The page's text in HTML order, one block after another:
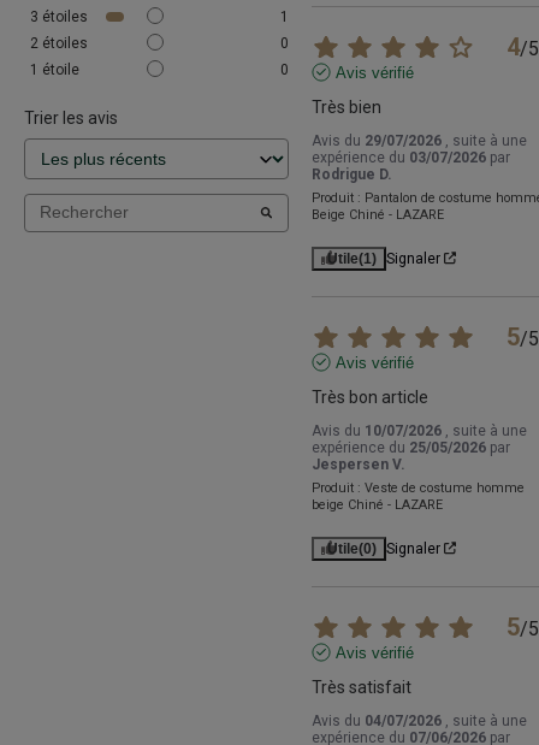
3 étoiles
1
2 étoiles
0
1 étoile 0
Trier les avis
4/5
Avis vérifié
Très bien
Avis du 29/07/2026
, suite à une
expérience du 03/07/2026 par
Rodrigue D.
Produit : Pantalon de costume
Beige Chiné - LAZARE
Utile(1) Signaler
5/5
Avis vérifié
Très bon article
Avis du 10/07/2026
, suite à une
expérience du 25/05/2026 par
Jespersen V.
Produit : Veste de costume homme
beige Chiné - LAZARE
Utile(0) Signaler
5/5
Avis vérifié
Très satisfait
Avis du 04/07/2026
, suite à une
expérience du 07/06/2026 par